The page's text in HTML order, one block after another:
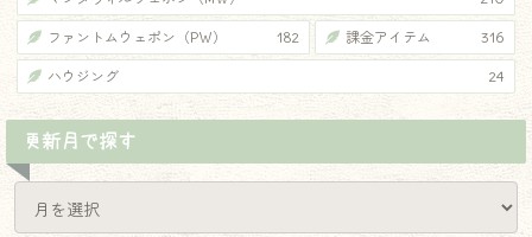
ファントムウェポン（PW） 182 課金アイテム 316
ハウジング 24
更新月で探す